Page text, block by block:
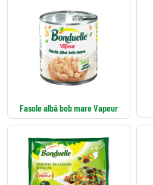
Fasole albă bob mare Vapeur